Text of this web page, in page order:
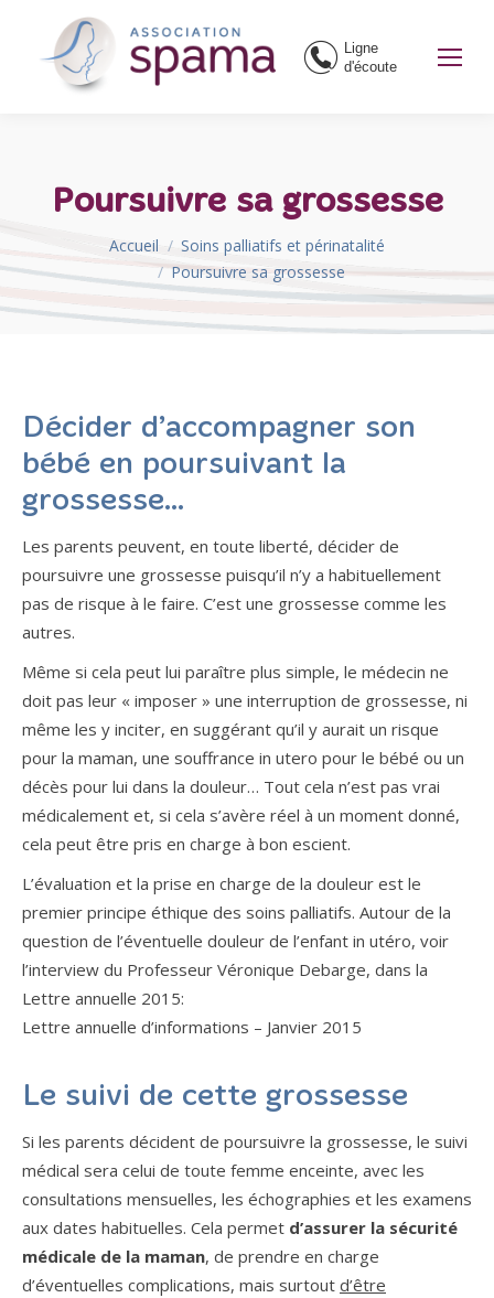
Ligne
d'écoute
Poursuivre sa grossesse
Vous êtes ici :Accueil
Soins palliatifs et périnatalité
Poursuivre sa grossesse
Décider d’accompagner son
bébé en poursuivant la
grossesse…
Les parents peuvent, en toute liberté, décider de
poursuivre une grossesse puisqu’il n’y a habituellement
pas de risque à le faire. C’est une grossesse comme les
autres.
Même si cela peut lui paraître plus simple, le médecin ne
doit pas leur « imposer » une interruption de grossesse, ni
même les y inciter, en suggérant qu’il y aurait un risque
pour la maman, une souffrance in utero pour le bébé ou un
décès pour lui dans la douleur… Tout cela n’est pas vrai
médicalement et, si cela s’avère réel à un moment donné,
cela peut être pris en charge à bon escient.
L’évaluation et la prise en charge de la douleur est le
premier principe éthique des soins palliatifs. Autour de la
question de l’éventuelle douleur de l’enfant in utéro, voir
l’interview du Professeur Véronique Debarge, dans la
Lettre annuelle 2015:
Lettre annuelle d’informations – Janvier 2015
Le suivi de cette grossesse
Si les parents décident de poursuivre la grossesse, le suivi
médical sera celui de toute femme enceinte, avec les
consultations mensuelles, les échographies et les examens
aux dates habituelles. Cela permet d’assurer la sécurité
médicale de la maman, de prendre en charge
d’éventuelles complications, mais surtout d’être